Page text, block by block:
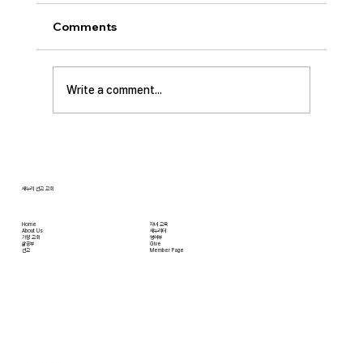
오늘날 성도로서 올바른 신앙생활을 하는 데 걸
림돌이 되는 세 가지가 있습니다. 첫째는 안일주
의입니다. 산업혁명 이후 급속도로 발전한 물질
문명은 우리의 삶을 매우 편리하게 만들어 주었
Comments
Write a comment...
Home
About Us
​가정 교회
​삶공부
​선교
자녀 교육
새누리터
영어부
Give
Member Page
새누리 선교 교회